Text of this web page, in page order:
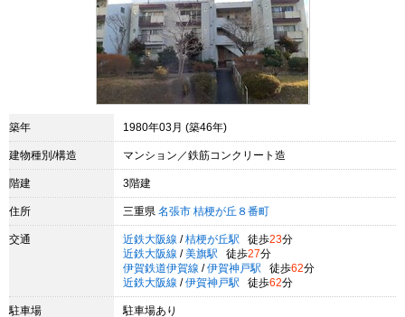
築年 1980年03月 (築46年)
建物種別/構造 マンション／鉄筋コンクリート造
階建 3階建
住所 三重県 名張市 桔梗が丘８番町
交通 近鉄大阪線 / 桔梗が丘駅 徒歩23分
近鉄大阪線 / 美旗駅 徒歩27分
伊賀鉄道伊賀線 / 伊賀神戸駅 徒歩62分
近鉄大阪線 / 伊賀神戸駅 徒歩62分
駐車場 駐車場あり